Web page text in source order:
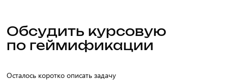
Обсудить курсовую
по геймификации
Осталось коротко описать задачу